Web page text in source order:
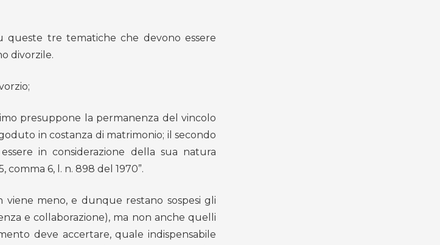
queste tre tematiche che devono essere
divorzile.
presuppone la permanenza del vincolo
in costanza di matrimonio; il secondo
in considerazione della sua natura
comma 6, l. n. 898 del 1970”.
meno, e dunque restano sospesi gli
e collaborazione), ma non anche quelli
deve accertare, quale indispensabile